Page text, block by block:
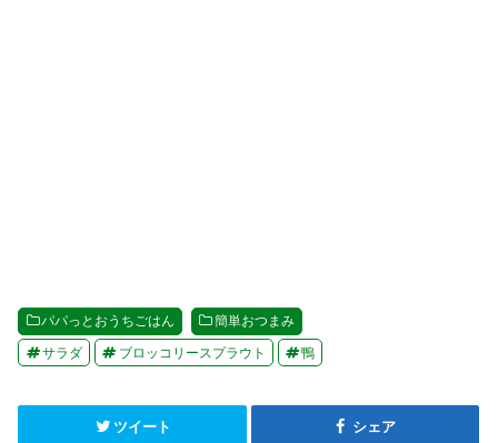
パパっとおうちごはん 簡単おつまみ
サラダ ブロッコリースプラウト 鴨
ツイート シェア